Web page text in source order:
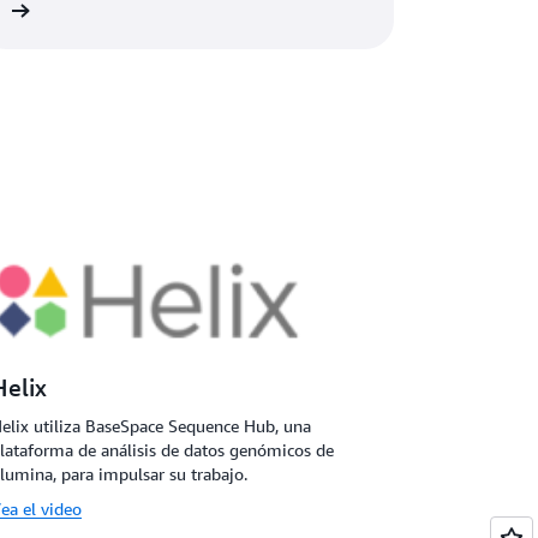
utiliza BaseSpace Sequence Hub, una
de análisis de datos genómicos de
para impulsar su trabajo.
el video